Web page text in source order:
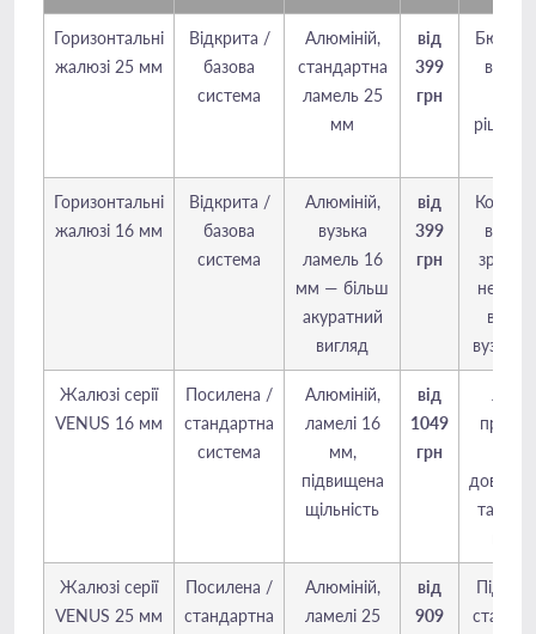
Горизонтальні
жалюзі 25 мм
Відкрита /
базова
система
Алюміній,
стандартна
ламель 25
мм
від
399
грн
Горизонтальні
жалюзі 16 мм
Відкрита /
базова
система
Алюміній,
вузька
ламель 16
мм — більш
акуратний
вигляд
від
399
грн
вікна
Жалюзі серії
VENUS 16 мм
Посилена /
стандартна
система
Алюміній,
ламелі 16
мм,
підвищена
щільність
від
1049
грн
та
Жалюзі серії
VENUS 25 мм
Посилена /
стандартна
Алюміній,
ламелі 25
від
909